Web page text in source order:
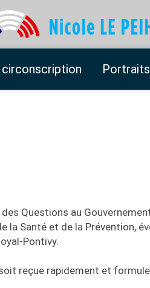
circonscription Portraits
Questions au
la Santé et de la Prévention,
Pontivy.
reçue rapidement et